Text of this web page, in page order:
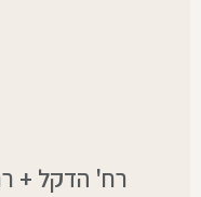
רח' הדקל +